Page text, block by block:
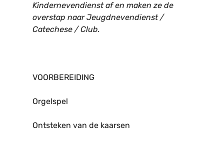
Kindernevendienst af en maken ze de
overstap naar Jeugdnevendienst /
Catechese / Club.
VOORBEREIDING
Orgelspel
Ontsteken van de kaarsen